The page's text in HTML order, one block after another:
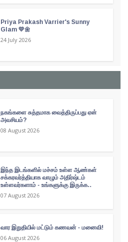
Priya Prakash Varrier's Sunny
Glam 💛🌼
24 July 2026
நகங்களை சுத்தமாக வைத்திருப்பது ஏன்
அவசியம்?
08 August 2026
இந்த இடங்களில் மச்சம் உள்ள ஆண்கள்
சக்கரவர்த்தியாக வாழும் அதிர்ஷ்டம்
உள்ளவர்களாம் - உங்களுக்கு இருக்க..
07 August 2026
வார இறுதியில் மட்டும் கணவன் - மனைவி!
06 August 2026